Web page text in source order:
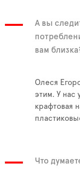
А вы
вам
Олеся
этим. У нас
крафтовая
Что